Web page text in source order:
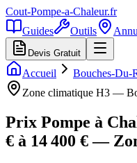
Cout-Pompe-a-Chaleur.fr
Guides
Outils
Devis Gratuit
Accueil Bouches-Du-
Zone climatique H3 —
Prix Pompe à
€ à 14 400 € —